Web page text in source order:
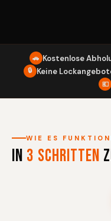
🚗 Kostenlose
🔒 Keine
💶
WIE ES
In 3 Schritten